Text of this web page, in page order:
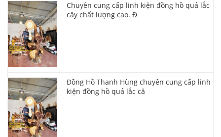
Chuyên cung cấp linh kiện đồng hồ quả lắc
cây chất lượng cao. Đ
Đồng Hồ Thanh Hùng chuyên cung cấp linh
kiện đồng hồ quả lắc câ